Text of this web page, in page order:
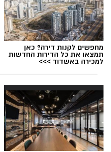
מחפשים לקנות דירה? כאן
תמצאו את כל הדירות החדשות
למכירה באשדוד >>>